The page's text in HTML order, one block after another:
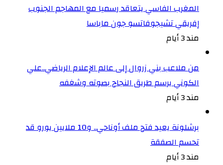
المغرب الفاسي يتعاقد رسميا مع المهاجم الجنوب
إفريقي تشيجوفاتسو جون ماباسا
مند 3 أيام
من ملاعب بني زروال إلى عالم الإعلام الرياضي..علي
الكوني يرسم طريق النجاح بصوته وشغفه
مند 3 أيام
برشلونة يعيد فتح ملف أوناحي.. و10 ملايين يورو قد
تحسم الصفقة
مند 3 أيام